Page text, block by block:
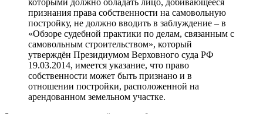
которыми должно обладать лицо, добивающееся
признания права собственности на самовольную
постройку, не должно вводить в заблуждение – в
«Обзоре судебной практики по делам, связанным с
самовольным строительством», который
утверждён Президиумом Верховного суда РФ
19.03.2014, имеется указание, что право
собственности может быть признано и в
отношении постройки, расположенной на
арендованном земельном участке.